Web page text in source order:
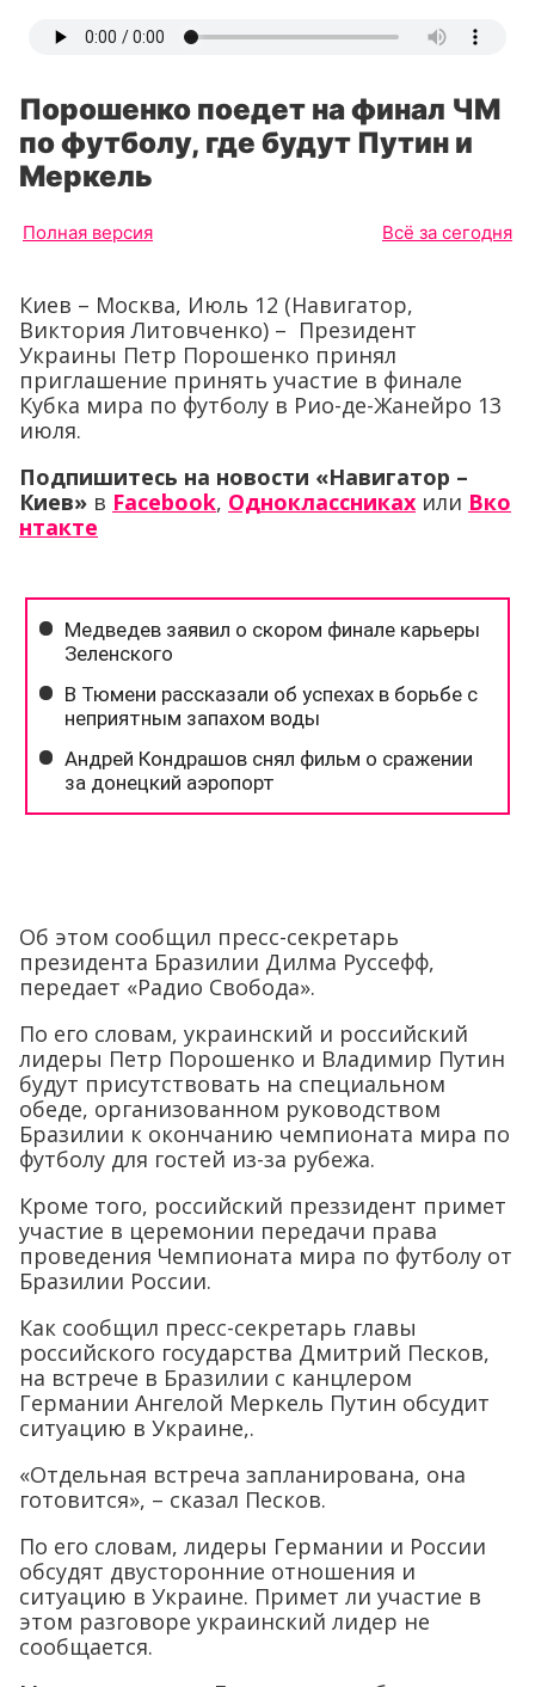
Порошенко поедет на финал ЧМ
по футболу, где будут Путин и
Меркель
Полная версия Всё за сегодня
Киев – Москва, Июль 12 (Навигатор,
Виктория Литовченко) – Президент
Украины Петр Порошенко принял
приглашение принять участие в финале
Кубка мира по футболу в Рио-де-Жанейро 13
июля.
Подпишитесь на новости «Навигатор –
Киев» в Facebook, Одноклассниках или Вко
нтакте
Об этом сообщил пресс-секретарь
президента Бразилии Дилма Руссефф,
передает «Радио Свобода».
По его словам, украинский и российский
лидеры Петр Порошенко и Владимир Путин
будут присутствовать на специальном
обеде, организованном руководством
Бразилии к окончанию чемпионата мира по
футболу для гостей из-за рубежа.
Кроме того, российский преззидент примет
участие в церемонии передачи права
проведения Чемпионата мира по футболу от
Бразилии России.
Как сообщил пресс-секретарь главы
российского государства Дмитрий Песков,
на встрече в Бразилии с канцлером
Германии Ангелой Меркель Путин обсудит
ситуацию в Украине,.
«Отдельная встреча запланирована, она
готовится», – сказал Песков.
По его словам, лидеры Германии и России
обсудят двусторонние отношения и
ситуацию в Украине. Примет ли участие в
этом разговоре украинский лидер не
сообщается.